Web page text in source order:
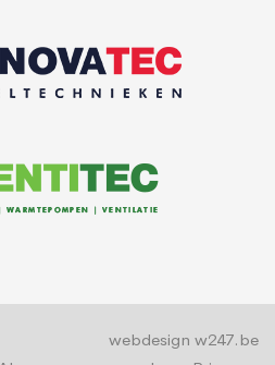
webdesign w247.be